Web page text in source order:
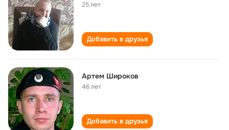
25 лет
Добавить в друзья
Артем Широков
46 лет
Добавить в друзья